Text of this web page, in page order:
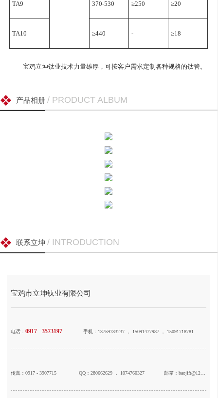
TA9 370-530 ≥250 ≥20
TA10 ≥440 - ≥18
宝鸡立坤钛业技术力量雄厚，可按客户需求定制各种规格的钛管。
产品相册 / PRODUCT ALBUM
联系立坤 / INTRODUCTION
宝鸡市立坤钛业有限公司
电话： 0917 - 3573197 手机：13759783237 ， 15091477987 ， 15091718781
传真：0917 - 3907715 QQ：280662629 ， 1074760327 邮箱：baojift@126.com